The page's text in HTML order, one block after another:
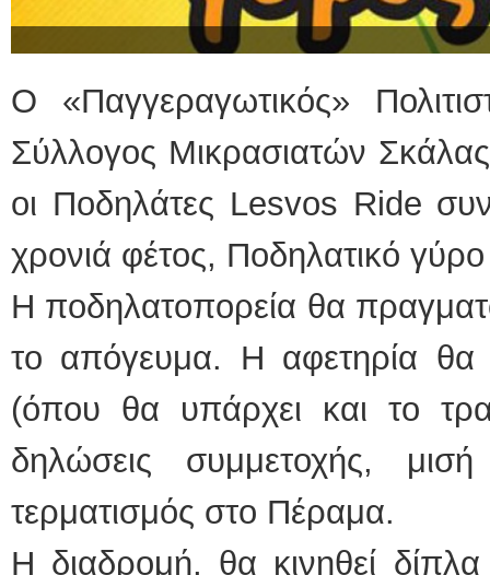
Ο «Παγγεραγωτικός»
Σύλλογος Μικρασιατών
οι Ποδηλάτες Lesvos Ride
χρονιά φέτος, Ποδηλατικό
Η ποδηλατοπορεία θα
το απόγευμα. Η αφετηρία θα
(όπου θα υπάρχει και το
δηλώσεις συμμετοχής,
τερματισμός στο Πέραμα.
Η διαδρομή, θα κινηθεί δίπλα